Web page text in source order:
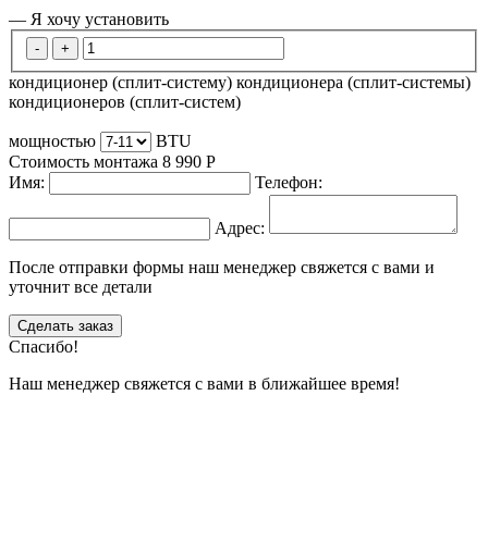
— Я хочу установить
- +
кондиционер (сплит-систему) кондиционера (сплит-системы)
кондиционеров (сплит-систем)
мощностью
BTU
Стоимость монтажа 8 990 Р
Имя:
Телефон:
Адрес:
После отправки формы наш менеджер свяжется с вами и
уточнит все детали
Сделать заказ
Спасибо!
Наш менеджер свяжется с вами в ближайшее время!